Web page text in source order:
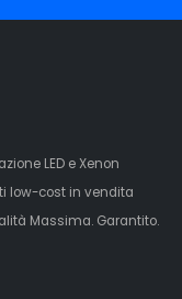
LED e Xenon
low-cost in vendita
Massima. Garantito.